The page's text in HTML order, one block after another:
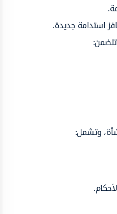
استدامة جديدة.
وتشمل: